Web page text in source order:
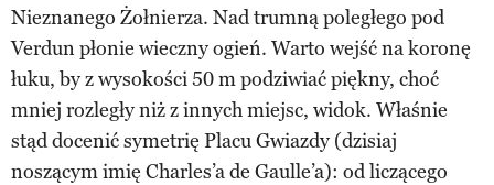
Nieznanego Żołnierza. Nad trumną poległego pod
Verdun płonie wieczny ogień. Warto wejść na koronę
łuku, by z wysokości 50 m podziwiać piękny, choć
mniej rozległy niż z innych miejsc, widok. Właśnie
stąd docenić symetrię Placu Gwiazdy (dzisiaj
noszącym imię Charles’a de Gaulle’a): od liczącego